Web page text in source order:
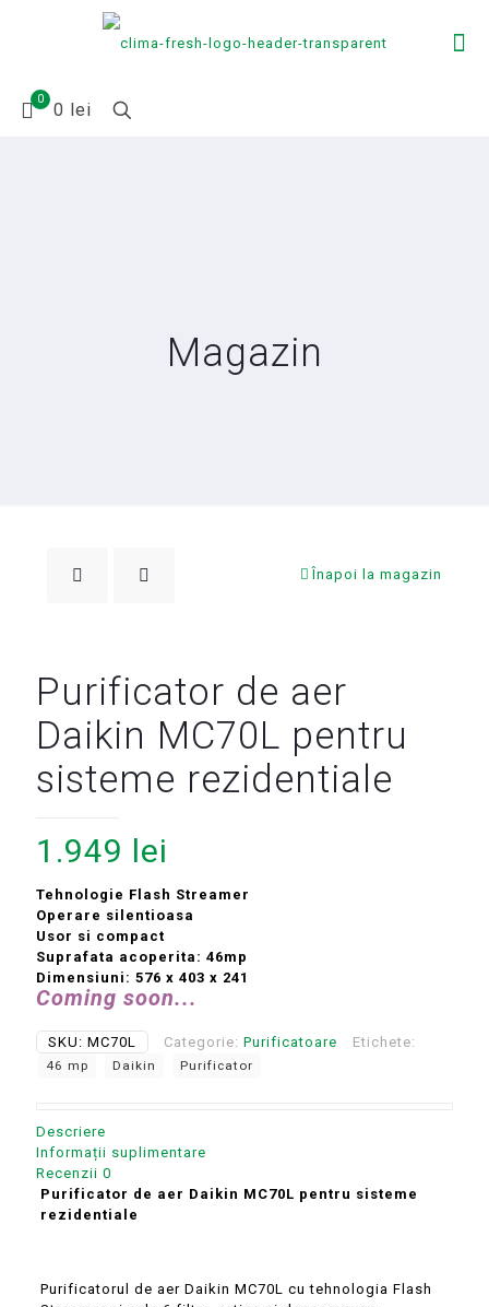
0
0 lei
Magazin
Înapoi la magazin
Purificator de aer
Daikin MC70L pentru
sisteme rezidentiale
1.949 lei
Tehnologie Flash Streamer
Operare silentioasa
Usor si compact
Suprafata acoperita: 46mp
Dimensiuni: 576 x 403 x 241
Coming soon...
SKU: MC70L Categorie: Purificatoare Etichete:
46 mp Daikin Purificator
Descriere
Informații suplimentare
Recenzii 0
Purificator de aer Daikin MC70L pentru sisteme
rezidentiale
Purificatorul de aer Daikin MC70L cu tehnologia Flash